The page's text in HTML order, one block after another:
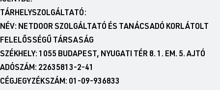
TÁRHELYSZOLGÁLTATÓ:
NÉV: NETDOOR SZOLGÁLTATÓ ÉS TANÁCSADÓ KORLÁTOLT
FELELŐSSÉGŰ TÁRSASÁG
SZÉKHELY: 1055 BUDAPEST, NYUGATI TÉR 8. 1. EM. 5. AJTÓ
ADÓSZÁM: 22635813-2-41
CÉGJEGYZÉKSZÁM: 01-09-936833